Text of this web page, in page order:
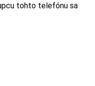
tohto telefónu sa